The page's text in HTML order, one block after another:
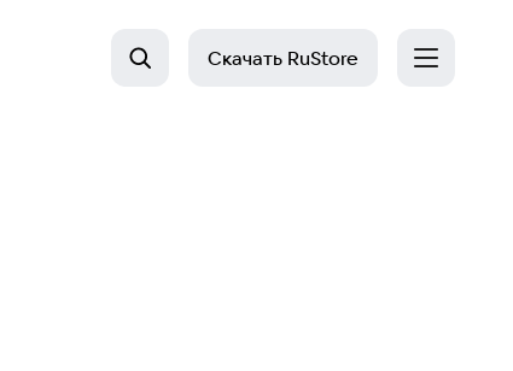
Скачать RuStore